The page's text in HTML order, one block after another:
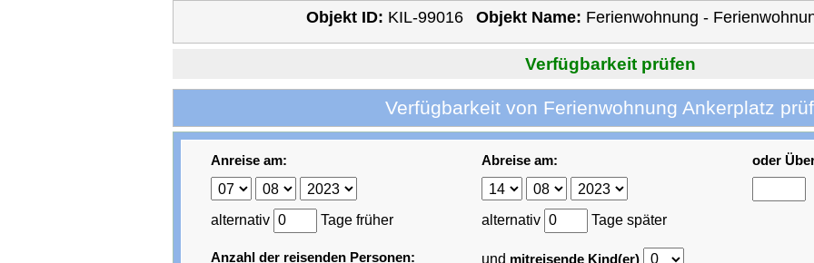
Objekt ID: KIL-99016 Objekt Name: Ferienwohnung -
Verfügbarkeit prüfen
Verfügbarkeit von Ferienwohnung Ankerplatz
Anreise am:
alternativ Tage früher
Abreise am:
alternativ Tage später
oder
Anzahl der reisenden Personen:
und mitreisende Kind(er)